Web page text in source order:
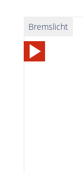
Bremslicht